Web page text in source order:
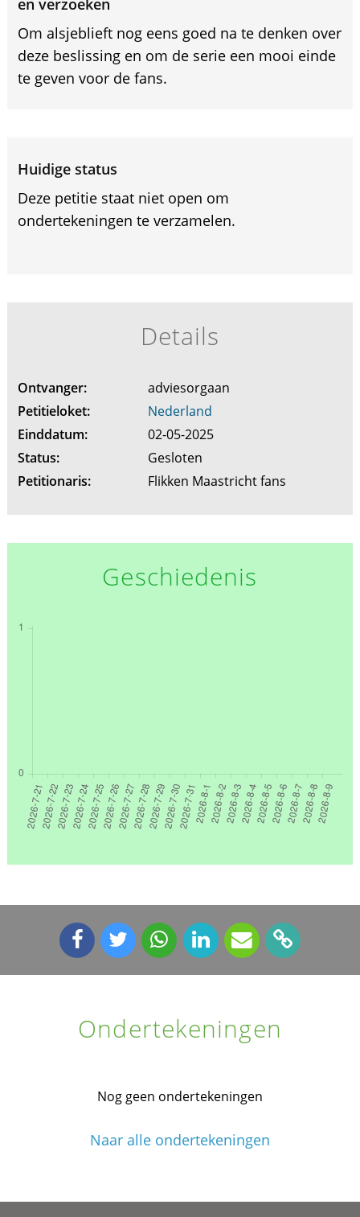
en verzoeken
Om alsjeblieft nog eens goed na te denken over
deze beslissing en om de serie een mooi einde
te geven voor de fans.
Huidige status
Deze petitie staat niet open om
ondertekeningen te verzamelen.
Details
Ontvanger:
adviesorgaan
Petitieloket:
Nederland
Einddatum:
02-05-2025
Status:
Gesloten
Petitionaris:
Flikken Maastricht fans
Geschiedenis
Ondertekeningen
Nog geen ondertekeningen
Naar alle ondertekeningen